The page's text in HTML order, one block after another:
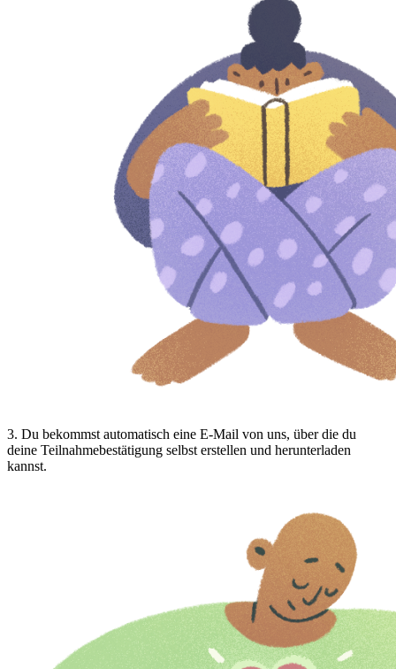
3. Du bekommst automatisch eine E-Mail von uns, über die du
deine Teilnahmebestätigung selbst erstellen und herunterladen
kannst.